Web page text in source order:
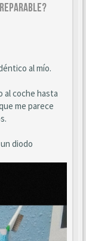
al mío.
al coche hasta
me parece
diodo